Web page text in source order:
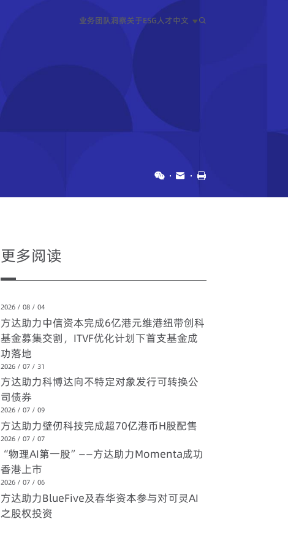
业务团队洞察关于ESG人才中文
更多阅读
2026 / 08 / 04
方达助力中信资本完成6亿港元维港纽带创科
基金募集交割，ITVF优化计划下首支基金成
功落地
2026 / 07 / 31
方达助力科博达向不特定对象发行可转换公
司债券
2026 / 07 / 09
方达助力壁仞科技完成超70亿港币H股配售
2026 / 07 / 07
“物理AI第一股”——方达助力Momenta成功
香港上市
2026 / 07 / 06
方达助力BlueFive及春华资本参与对可灵AI
之股权投资